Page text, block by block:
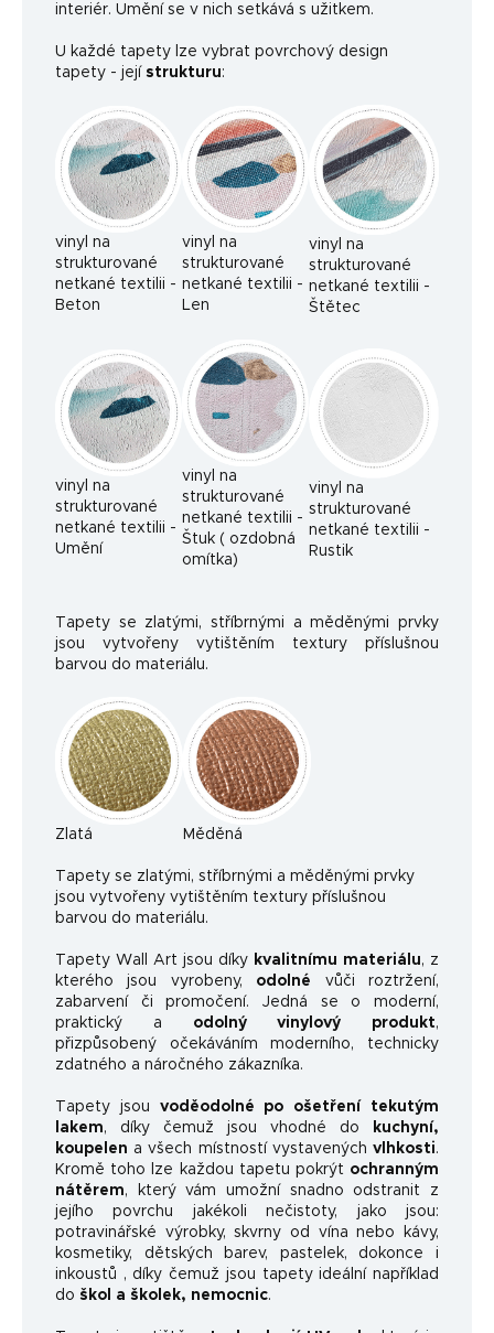
interiér. Umění se v nich setkává s užitkem.
U každé tapety lze vybrat povrchový design
tapety - její strukturu:
vinyl na
strukturované
netkané textilii -
Beton
vinyl na
strukturované
netkané textilii -
Len
vinyl na
strukturované
netkané textilii -
Štětec
vinyl na
strukturované
netkané textilii -
Umění
vinyl na
strukturované
netkané textilii -
Štuk ( ozdobná
omítka)
vinyl na
strukturované
netkané textilii -
Rustik
Tapety se zlatými, stříbrnými a měděnými prvky
jsou vytvořeny vytištěním textury příslušnou
barvou do materiálu.
Zlatá Měděná
Tapety se zlatými, stříbrnými a měděnými prvky
jsou vytvořeny vytištěním textury příslušnou
barvou do materiálu.
Tapety Wall Art jsou díky kvalitnímu materiálu, z
kterého jsou vyrobeny, odolné vůči roztržení,
zabarvení či promočení. Jedná se o moderní,
praktický a
odolný vinylový produkt,
přizpůsobený očekáváním moderního, technicky
zdatného a náročného zákazníka.
Tapety jsou voděodolné po ošetření tekutým
lakem, díky čemuž jsou vhodné do
kuchyní,
koupelen a všech místností vystavených vlhkosti.
Kromě toho lze každou tapetu pokrýt ochranným
nátěrem, který vám umožní snadno odstranit z
jejího povrchu jakékoli nečistoty, jako jsou:
potravinářské výrobky, skvrny od vína nebo kávy,
kosmetiky, dětských barev, pastelek, dokonce i
inkoustů , díky čemuž jsou tapety ideální například
do škol a školek, nemocnic.